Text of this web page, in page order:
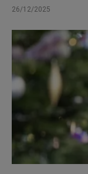
26/12/2025